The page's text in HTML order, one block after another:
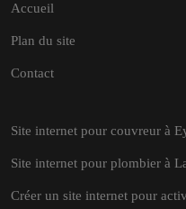
Accueil
Plan du site
Contact
Site internet pour couvreur à
Site internet pour plombier à
Créer un site internet pour